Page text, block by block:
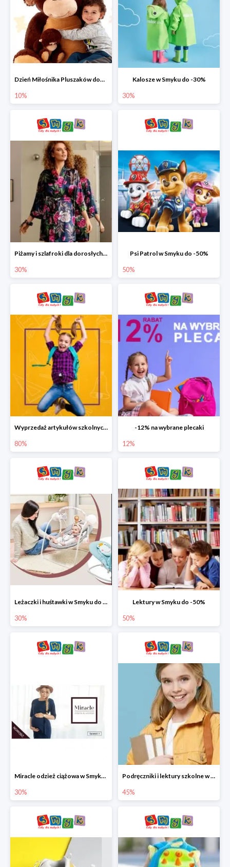
Dzień Miłośnika Pluszaków dodatkowy rabat -10%
10%
Kalosze w Smyku do -30%
30%
Piżamy i szlafroki dla dorosłych w Smyku do -30%
30%
Psi Patrol w Smyku do -50%
50%
Wyprzedaż artykułów szkolnych w Smyku do -80%
80%
-12% na wybrane plecaki
12%
Leżaczki i huśtawki w Smyku do -30%
30%
Lektury w Smyku do -50%
50%
Miracle odzież ciążowa w Smyku co -30%
30%
Podręczniki i lektury szkolne w Smyku do -45%
45%